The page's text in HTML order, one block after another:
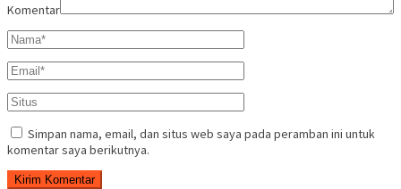
Komentar
Simpan nama, email, dan situs web saya pada peramban ini untuk
komentar saya berikutnya.